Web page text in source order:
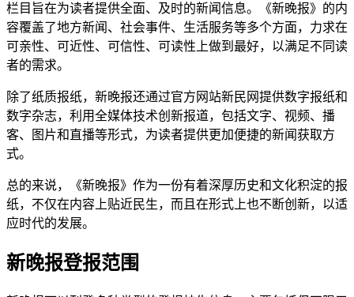
栏目旨在为读者提供全面、及时的新闻信息。《新晚报》的内
容覆盖了地方新闻、社会事件、生活服务等多个方面，力求在
可亲性、可近性、可信性、可读性上做到最好，以满足不同读
者的需求。
除了纸质报纸，新晚报还通过官方网站新民网提供数字报纸和
数字杂志，利用全媒体技术创新报道，包括文字、视频、播
客、图片和直播等形式，为读者提供更加便捷的新闻获取方
式。
总的来说，《新晚报》作为一份有着深厚历史和文化积淀的报
纸，不仅在内容上贴近民生，而且在形式上也不断创新，以适
应时代的发展。
新晚报登报范围